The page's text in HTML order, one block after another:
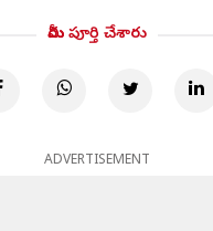
మీరు పూర్తి చేశారు
ADVERTISEMENT